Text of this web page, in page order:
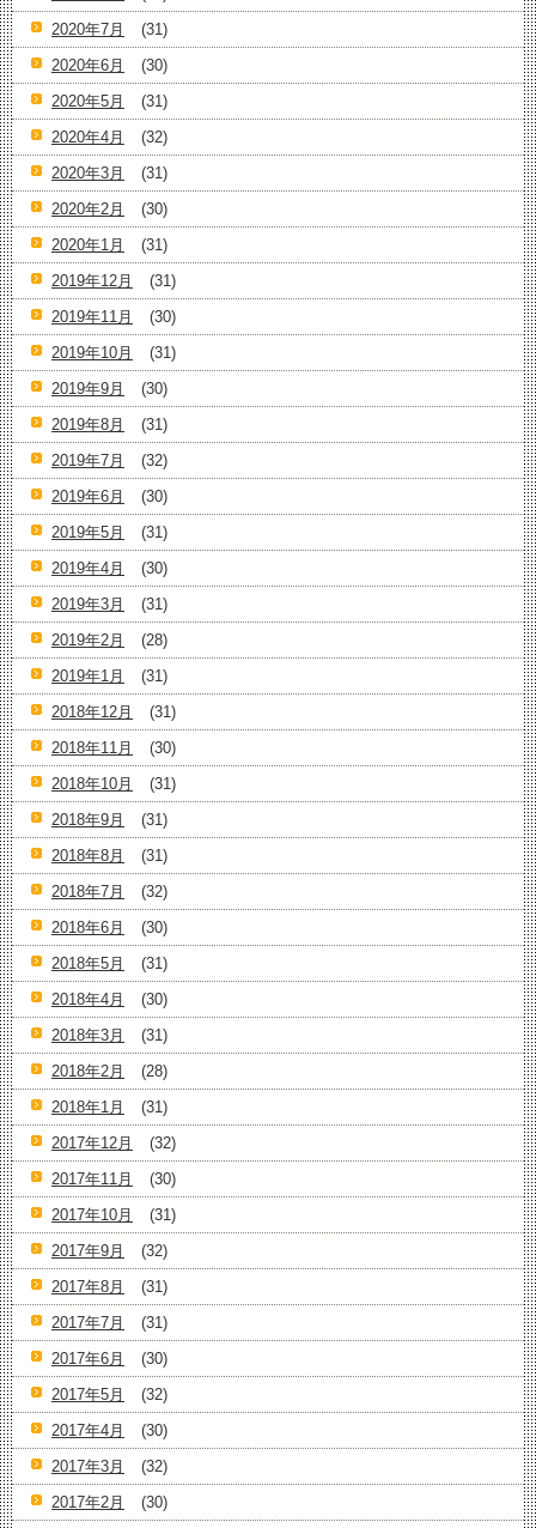
2020年7月
(31)
2020年6月
(30)
2020年5月
(31)
2020年4月
(32)
2020年3月
(31)
2020年2月
(30)
2020年1月
(31)
2019年12月
(31)
2019年11月
(30)
2019年10月
(31)
2019年9月
(30)
2019年8月
(31)
2019年7月
(32)
2019年6月
(30)
2019年5月
(31)
2019年4月
(30)
2019年3月
(31)
2019年2月
(28)
2019年1月
(31)
2018年12月
(31)
2018年11月
(30)
2018年10月
(31)
2018年9月
(31)
2018年8月
(31)
2018年7月
(32)
2018年6月
(30)
2018年5月
(31)
2018年4月
(30)
2018年3月
(31)
2018年2月
(28)
2018年1月
(31)
2017年12月
(32)
2017年11月
(30)
2017年10月
(31)
2017年9月
(32)
2017年8月
(31)
2017年7月
(31)
2017年6月
(30)
2017年5月
(32)
2017年4月
(30)
2017年3月
(32)
2017年2月
(30)